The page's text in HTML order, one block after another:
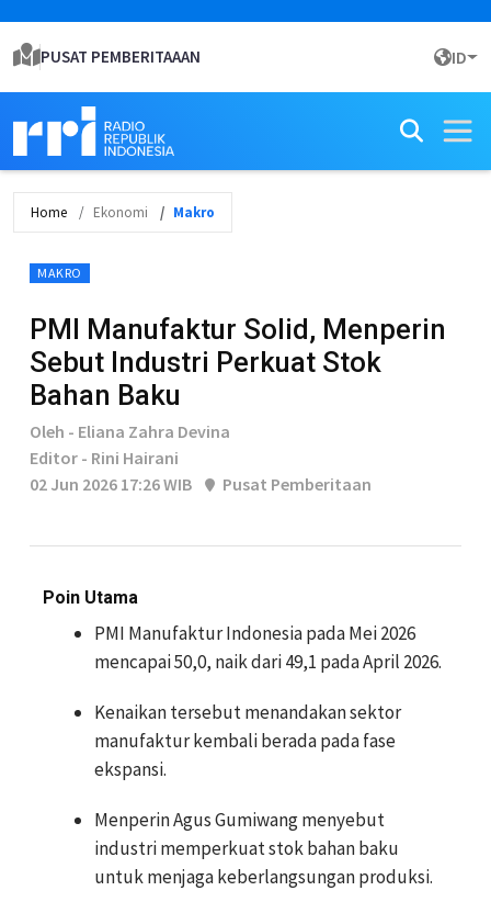
PUSAT PEMBERITAAAN ID
Home Ekonomi Makro
MAKRO
PMI Manufaktur Solid, Menperin
Sebut Industri Perkuat Stok
Bahan Baku
Oleh - Eliana Zahra Devina
Editor - Rini Hairani
02 Jun 2026 17:26 WIB
Pusat Pemberitaan
Poin Utama
PMI Manufaktur Indonesia pada Mei 2026
mencapai 50,0, naik dari 49,1 pada April 2026.
Kenaikan tersebut menandakan sektor
manufaktur kembali berada pada fase
ekspansi.
Menperin Agus Gumiwang menyebut
industri memperkuat stok bahan baku
untuk menjaga keberlangsungan produksi.